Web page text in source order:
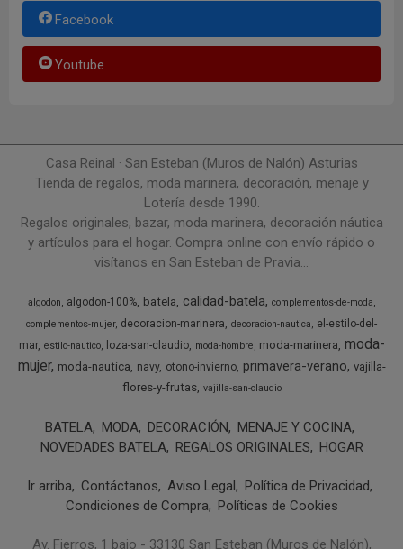
Facebook
Youtube
Casa Reinal · San Esteban (Muros de Nalón) Asturias
Tienda de regalos, moda marinera, decoración, menaje y
Lotería desde 1990.
Regalos originales, bazar, moda marinera, decoración náutica
y artículos para el hogar. Compra online con envío rápido o
visítanos en San Esteban de Pravia...
algodon algodon-100% batela calidad-batela
complementos-de-moda
complementos-mujer decoracion-marinera decoracion-nautica
el-estilo-del-
mar estilo-nautico loza-san-claudio moda-hombre moda-marinera moda-
mujer moda-nautica navy otono-invierno primavera-verano vajilla-
flores-y-frutas vajilla-san-claudio
BATELA MODA DECORACIÓN
MENAJE Y COCINA
NOVEDADES BATELA REGALOS ORIGINALES HOGAR
Ir arriba Contáctanos Aviso Legal
Política de Privacidad
Condiciones de Compra
Políticas de Cookies
Av. Fierros, 1 bajo - 33130 San Esteban (Muros de Nalón),